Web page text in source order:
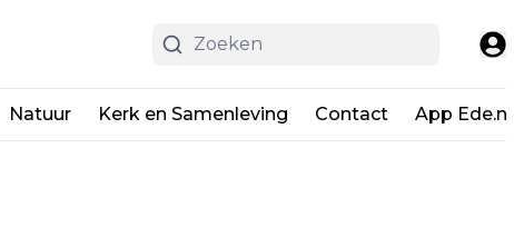
Natuur Kerk en Samenleving Contact App